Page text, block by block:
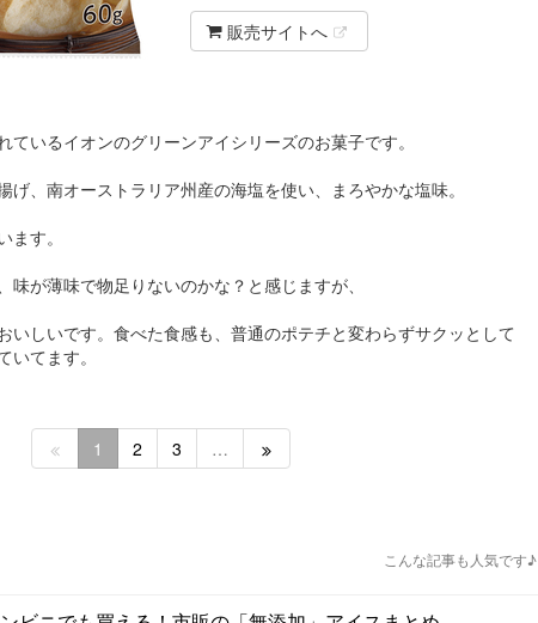
販売サイトへ
ているイオンのグリーンアイシリーズのお菓子です。
げ、南オーストラリア州産の海塩を使い、まろやかな塩味。
す。
味が薄味で物足りないのかな？と感じますが、
いしいです。食べた食感も、普通のポテチと変わらずサクッとして
いてます。
1 2 3 …
こんな記事も人気です♪